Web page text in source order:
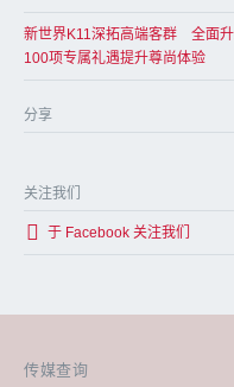
传媒查询
新世界K11深拓高端客群 全面
100项专属礼遇提升尊尚体验
分享
关注我们
于 Facebook 关注我们